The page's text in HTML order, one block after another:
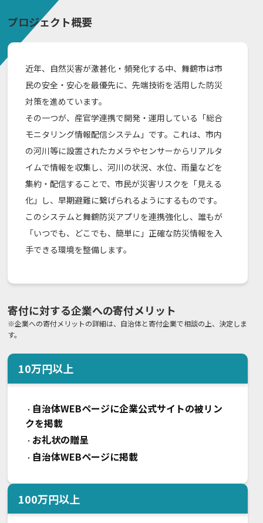
プロジェクト概要
近年、自然災害が激甚化・頻発化する中、舞鶴市は市
民の安全・安心を最優先に、先端技術を活用した防災
対策を進めています。
その一つが、産官学連携で開発・運用している「総合
モニタリング情報配信システム」です。これは、市内
の河川等に設置されたカメラやセンサーからリアルタ
イムで情報を収集し、河川の状況、水位、雨量などを
集約・配信することで、市民が災害リスクを「見える
化」し、早期避難に繋げられるようにするものです。
このシステムと舞鶴防災アプリを連携強化し、誰もが
「いつでも、どこでも、簡単に」正確な防災情報を入
手できる環境を整備します。
寄付に対する企業への寄付メリット
※企業への寄付メリットの詳細は、自治体と寄付企業で相談の上、決定しま
す。
10万円以上
・ 自治体WEBページに企業公式サイトの被リン
クを掲載
・ お礼状の贈呈
・ 自治体WEBページに掲載
100万円以上